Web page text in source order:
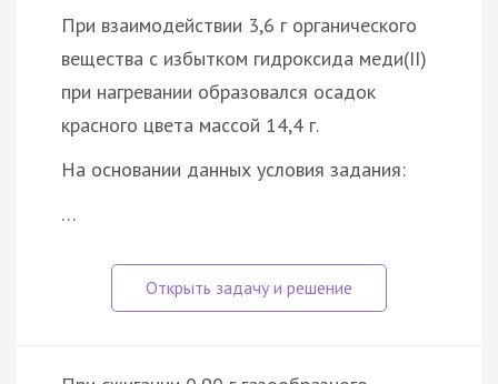
При взаимодействии 3,6 г органического
вещества с избытком гидроксида меди(II)
при нагревании образовался осадок
красного цвета массой 14,4 г.
На основании данных условия задания:
…